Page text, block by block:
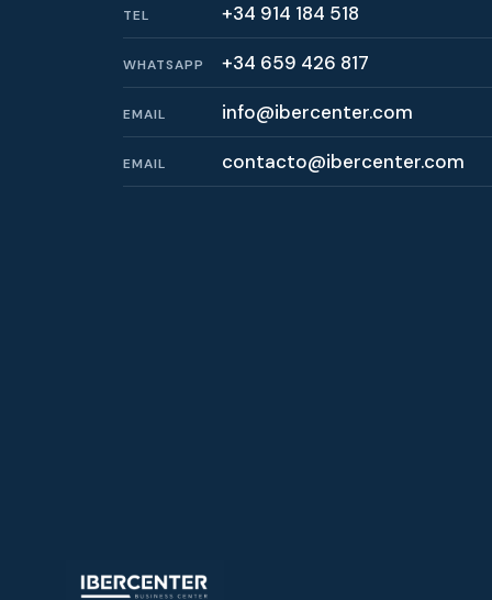
TEL +34 914 184 518
WHATSAPP +34 659 426 817
EMAIL info@ibercenter.com
EMAIL contacto@ibercenter.com